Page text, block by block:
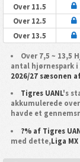
Over 11.5
Over 12.5
Over 13.5
Over 7,5 ~ 13,5
antal hjørnespark
2026/27 sæsonen
Tigres UANL's
akkumulerede
havde et
?% af Tigres
med dette,Liga MX